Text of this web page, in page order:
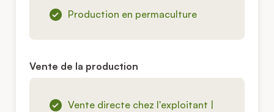
Production en permaculture
Vente de la production
Vente directe chez l'exploitant |